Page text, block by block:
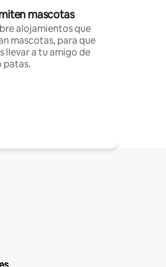
mascotas
alojamientos que
mascotas, para que
llevar a tu amigo de
patas.